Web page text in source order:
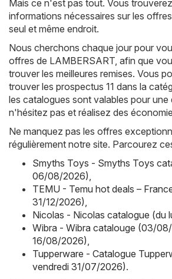
Mais ce n'est pas tout. Vous
informations nécessaires sur les
seul et même endroit.
Nous cherchons chaque jour pour
offres de LAMBERSART, afin que
trouver les meilleures remises. Vous
trouver les prospectus 11 dans la
les catalogues sont valables pour une
n'hésitez pas et réalisez des
Ne manquez pas les offres
régulièrement notre site. Parcourez
Smyths Toys - Smyths Toys
06/08/2026),
TEMU - Temu hot deals –
31/12/2026),
Nicolas - Nicolas catalogue (du
Wibra - Wibra catalouge (03/
16/08/2026),
Tupperware - Catalogue
vendredi 31/07/2026).